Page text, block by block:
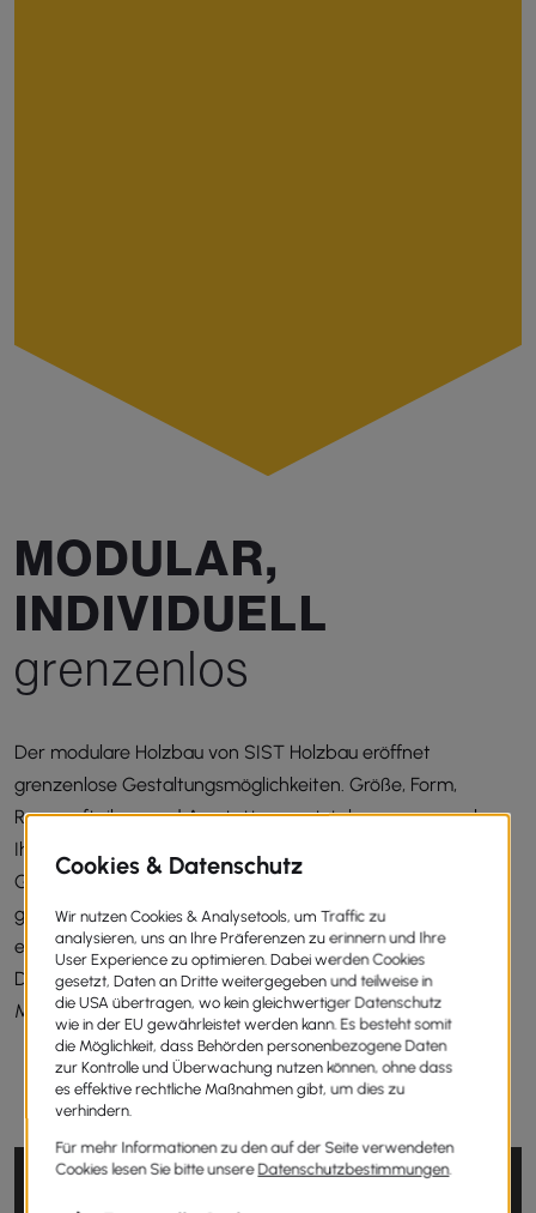
MODULAR,
INDIVIDUELL
grenzenlos
Der modulare Holzbau von SIST Holzbau eröffnet
grenzenlose Gestaltungsmöglichkeiten. Größe, Form,
Raumaufteilung und Ausstattung entstehen genau nach
Ihren Vorstellungen. Ob modernes Wohnhaus, Atelier,
Gästehaus oder Büro – jedes Projekt wird individuell
geplant und präzise umgesetzt. Die modulare Bauweise
ermöglicht maximale Freiheit bei Planung, Erweiterung und
Design – für Wohnlösungen, die so einzigartig sind wie die
Menschen, die darin leben.